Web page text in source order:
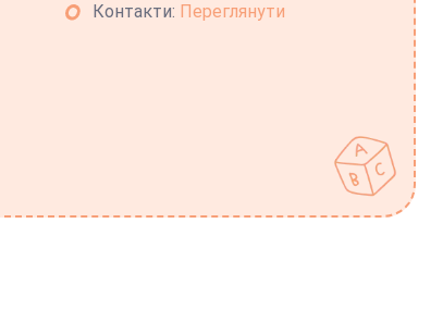
Контакти: Переглянути